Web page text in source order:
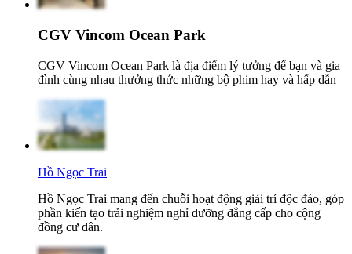
CGV Vincom Ocean Park
CGV Vincom Ocean Park là địa điểm lý tưởng để bạn và gia
đình cùng nhau thưởng thức những bộ phim hay và hấp dẫn
Hồ Ngọc Trai
Hồ Ngọc Trai mang đến chuỗi hoạt động giải trí độc đáo, góp
phần kiến tạo trải nghiệm nghỉ dưỡng đẳng cấp cho cộng
đồng cư dân.